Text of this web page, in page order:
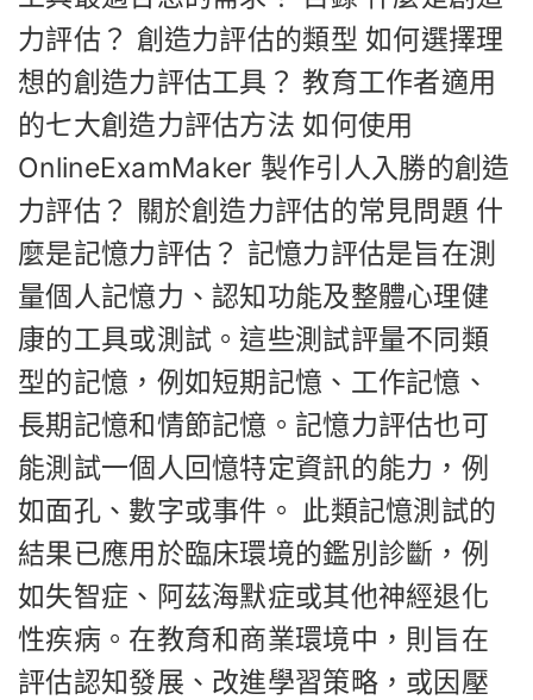
力評估？ 創造力評估的類型 如何選擇理
想的創造力評估工具？ 教育工作者適用
的七大創造力評估方法 如何使用
OnlineExamMaker 製作引人入勝的創造
力評估？ 關於創造力評估的常見問題 什
麼是記憶力評估？ 記憶力評估是旨在測
量個人記憶力、認知功能及整體心理健
康的工具或測試。這些測試評量不同類
型的記憶，例如短期記憶、工作記憶、
長期記憶和情節記憶。記憶力評估也可
能測試一個人回憶特定資訊的能力，例
如面孔、數字或事件。 此類記憶測試的
結果已應用於臨床環境的鑑別診斷，例
如失智症、阿茲海默症或其他神經退化
性疾病。在教育和商業環境中，則旨在
評估認知發展、改進學習策略，或因壓